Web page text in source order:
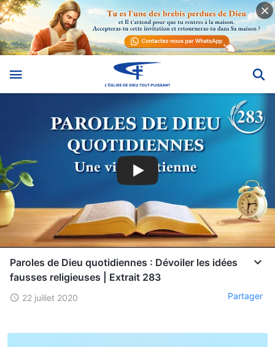
Paroles de Dieu quotidiennes : Dévoiler les idées
fausses religieuses | Extrait 283
22 juillet 2020 Partager